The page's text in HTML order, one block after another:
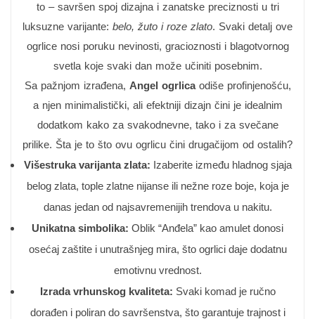
to – savršen spoj dizajna i zanatske preciznosti u tri
luksuzne varijante: belo, žuto i roze zlato. Svaki detalj ove
ogrlice nosi poruku nevinosti, gracioznosti i blagotvornog
svetla koje svaki dan može učiniti posebnim.
Sa pažnjom izrađena, Angel ogrlicaodiše profinjenošću,
a njen minimalistički, ali efektniji dizajn čini je idealnim
dodatkom kako za svakodnevne, tako i za svečane
prilike. Šta je to što ovu ogrlicu čini drugačijom od ostalih?
Višestruka varijanta zlata: Izaberite između hladnog sjaja
belog zlata, tople zlatne nijanse ili nežne roze boje, koja je
danas jedan od najsavremenijih trendova u nakitu.
Unikatna simbolika: Oblik “Anđela” kao amulet donosi
osećaj zaštite i unutrašnjeg mira, što ogrlici daje dodatnu
emotivnu vrednost.
Izrada vrhunskog kvaliteta: Svaki komad je ručno
dorađen i poliran do savršenstva, što garantuje trajnost i